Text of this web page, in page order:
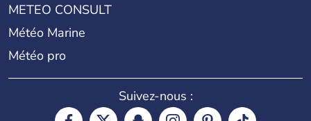
METEO CONSULT
Météo Marine
Météo pro
Suivez-nous :